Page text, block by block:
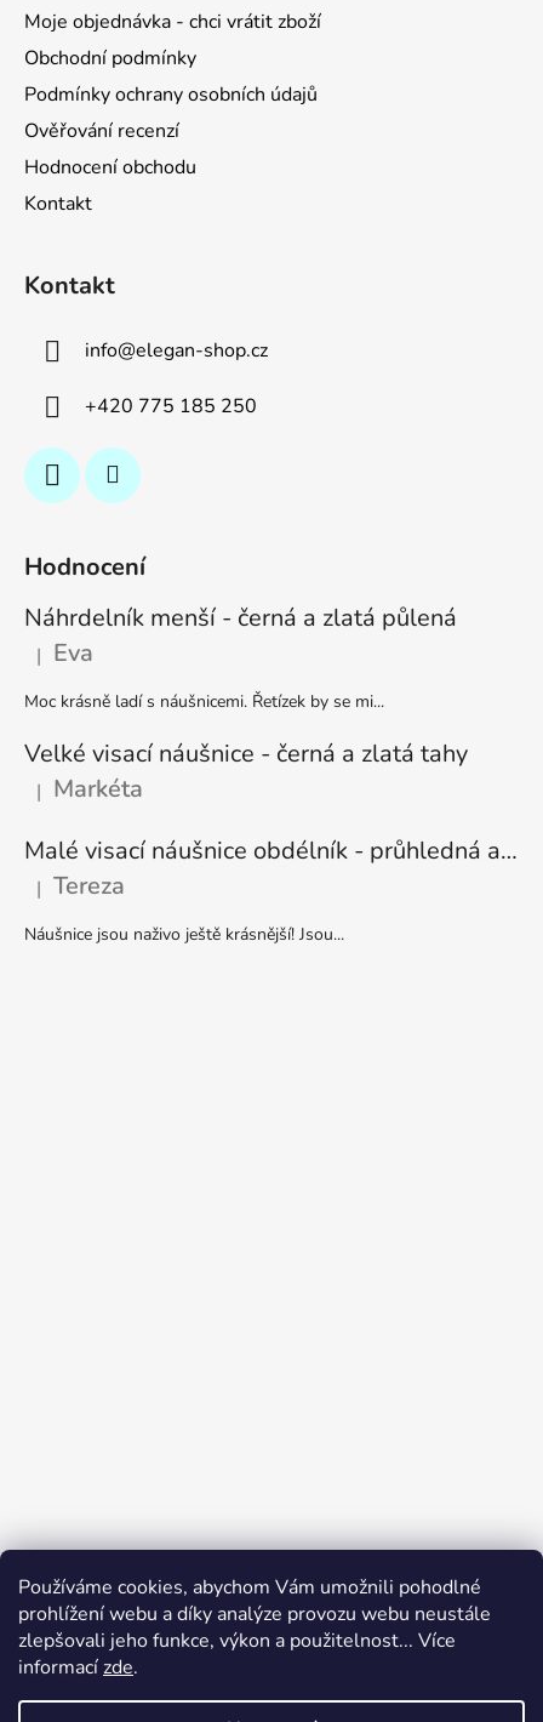
Používáme cookies, abychom Vám umožnili pohodlné
prohlížení webu a díky analýze provozu webu neustále
zlepšovali jeho funkce, výkon a použitelnost... Více
informacízde.
Moje objednávka - chci vrátit zboží
Obchodní podmínky
Podmínky ochrany osobních údajů
Ověřování recenzí
Hodnocení obchodu
Kontakt
Kontakt
info@elegan-shop.cz
+420 775 185 250
Hodnocení
Náhrdelník menší - černá a zlatá půlená
Hodnocení produktu je 5 z 5 hvězdiček.
| Eva
Moc krásně ladí s náušnicemi. Řetízek by se mi...
Velké visací náušnice - černá a zlatá tahy
Hodnocení produktu je 5 z 5 hvězdiček.
| Markéta
Malé visací náušnice obdélník - průhledná a stříbrná
Hodnocení produktu je 5 z 5 hvězdiček.
| Tereza
Náušnice jsou naživo ještě krásnější! Jsou...